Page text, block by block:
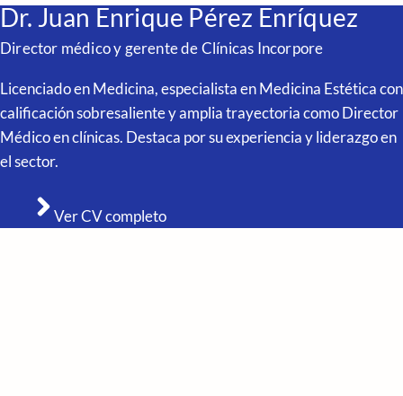
Dr. Juan Enrique Pérez Enríquez
Director médico y gerente de Clínicas Incorpore
Licenciado en Medicina, especialista en Medicina Estética con
calificación sobresaliente y amplia trayectoria como Director
Médico en clínicas. Destaca por su experiencia y liderazgo en
el sector.
Ver CV completo